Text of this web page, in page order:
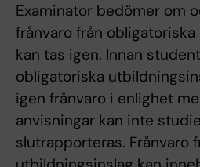
Examinator bedömer om
frånvaro från
kan tas igen. Innan
obligatoriska
igen frånvaro i enlighet
anvisningar kan inte
slutrapporteras. Frånvaro